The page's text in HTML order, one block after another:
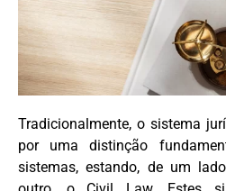
Tradicionalmente, o sistema
por uma distinção
sistemas, estando, de um